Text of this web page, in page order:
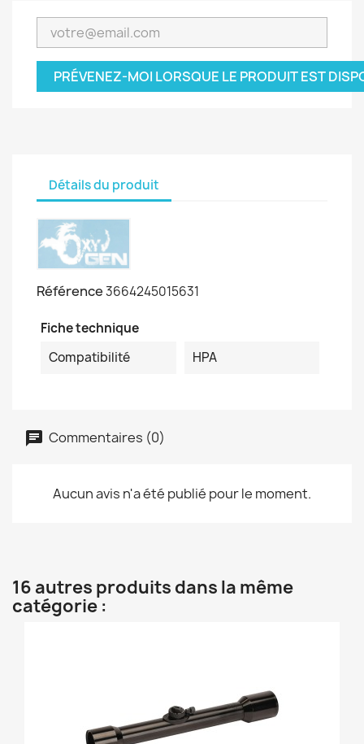
PRÉVENEZ-MOI LORSQUE LE PRODUIT EST
Détails du produit
Référence3664245015631
Fiche technique
Compatibilité
HPA
Commentaires (0)
Aucun avis n'a été publié pour le moment.
16 autres produits dans la même
catégorie :